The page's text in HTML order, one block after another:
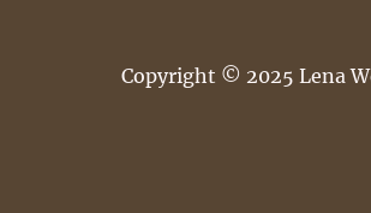
Copyright © 2025 Lena